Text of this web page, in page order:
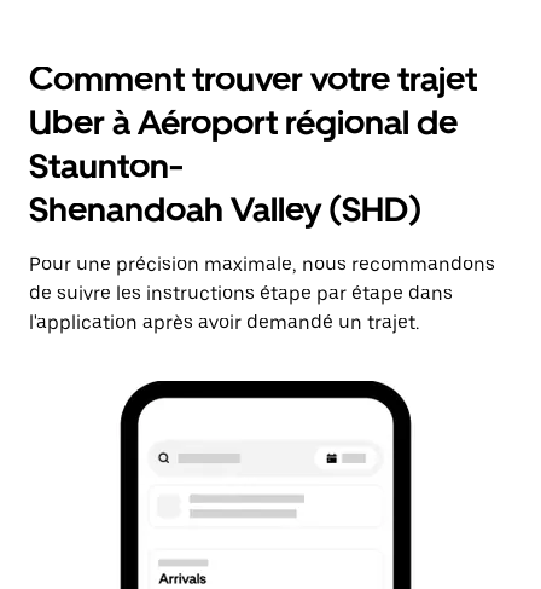
Comment trouver votre trajet
Uber à Aéroport régional de
Staunton-
Shenandoah Valley (SHD)
Pour une précision maximale, nous recommandons
de suivre les instructions étape par étape dans
l'application après avoir demandé un trajet.